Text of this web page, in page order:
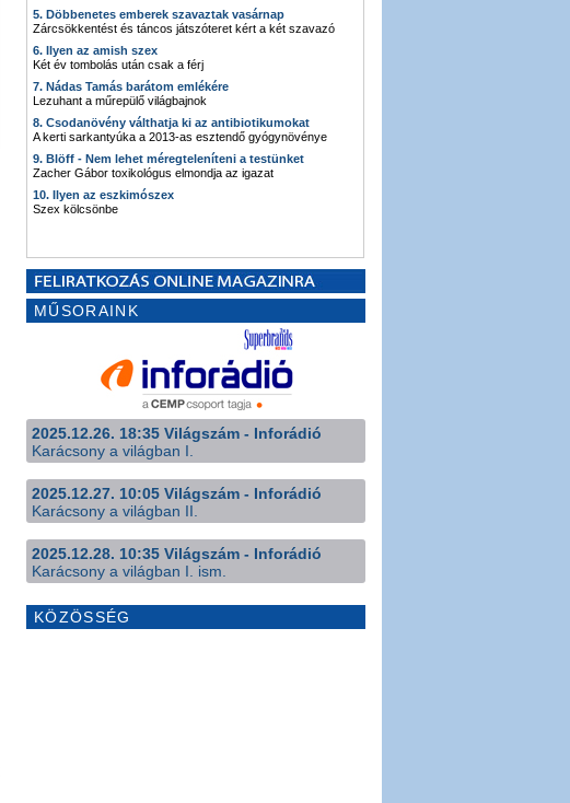
5. Döbbenetes emberek szavaztak vasárnap
Zárcsökkentést és táncos játszóteret kért a két szavazó
6. Ilyen az amish szex
Két év tombolás után csak a férj
7. Nádas Tamás barátom emlékére
Lezuhant a műrepülő világbajnok
8. Csodanövény válthatja ki az antibiotikumokat
A kerti sarkantyúka a 2013-as esztendő gyógynövénye
9. Blöff - Nem lehet méregteleníteni a testünket
Zacher Gábor toxikológus elmondja az igazat
10. Ilyen az eszkimószex
Szex kölcsönbe
MŰSORAINK
2025.12.26. 18:35 Világszám - Inforádió
Karácsony a világban I.
2025.12.27. 10:05 Világszám - Inforádió
Karácsony a világban II.
2025.12.28. 10:35 Világszám - Inforádió
Karácsony a világban I. ism.
KÖZÖSSÉG